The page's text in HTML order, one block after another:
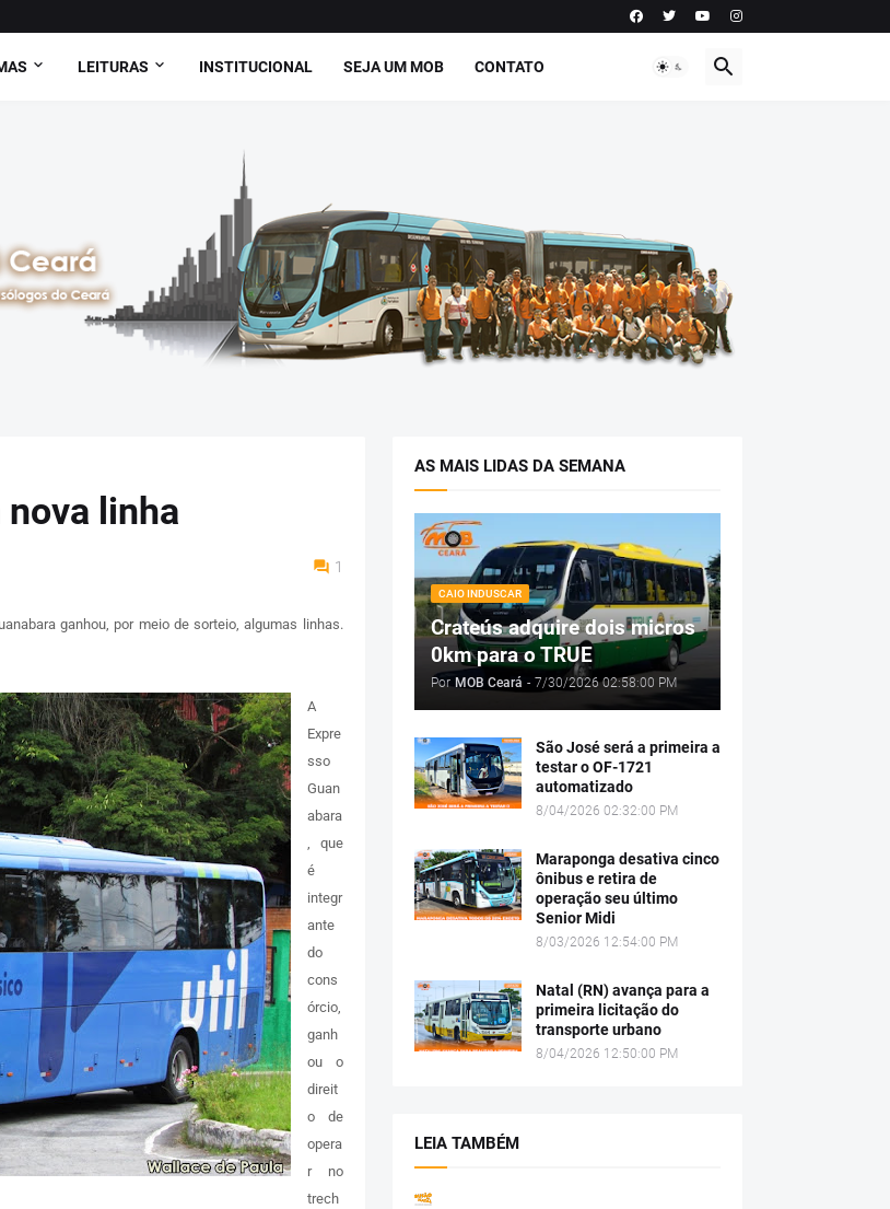
LEITURAS INSTITUCIONAL SEJA UM MOB CONTATO
linha
1
ganhou, por meio de sorteio, algumas linhas.
A
Expre
sso
Guan
abara
, que
é
integr
ante
do
cons
órcio,
ganh
ou o
direit
o de
opera
r no
trech
AS MAIS LIDAS DA SEMANA
CAIO INDUSCAR
Crateús adquire dois micros
0km para o TRUE
Por MOB Ceará - 7/30/2026 02:58:00 PM
São José será a primeira a
testar o OF-1721
automatizado
8/04/2026 02:32:00 PM
Maraponga desativa cinco
ônibus e retira de
operação seu último
Senior Midi
8/03/2026 12:54:00 PM
Natal (RN) avança para a
primeira licitação do
transporte urbano
8/04/2026 12:50:00 PM
LEIA TAMBÉM